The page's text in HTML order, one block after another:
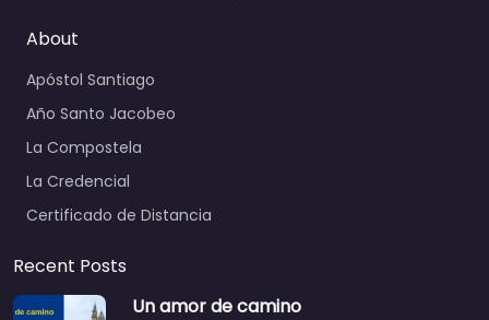
About
Apóstol Santiago
Año Santo Jacobeo
La Compostela
La Credencial
Certificado de Distancia
Recent Posts
Un amor de camino